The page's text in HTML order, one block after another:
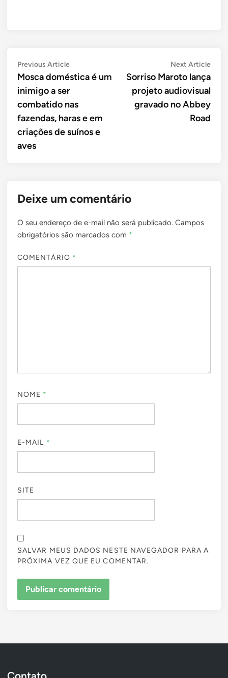
Navegação
de
Post
Previous ArticlePrevious
article:
Mosca doméstica é um
inimigo a ser
combatido nas
fazendas, haras e em
criações de suínos e
aves
Next ArticleNext
Sorriso Maroto lança
projeto audiovisual
gravado no Abbey
Road
Deixe um comentário
O seu endereço de e-mail não será publicado. Campos
obrigatórios são marcados com *
COMENTÁRIO *
NOME *
E-MAIL *
SITE
SALVAR MEUS DADOS NESTE NAVEGADOR PARA A
PRÓXIMA VEZ QUE EU COMENTAR.